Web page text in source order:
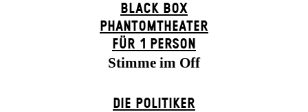
BLACK BOX
PHANTOM­THEATER
FÜR 1 PERSON
Stimme im Off
DIE POLITIKER